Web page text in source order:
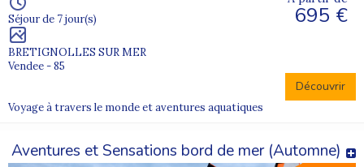
Séjour de 7 jour(s)
BRETIGNOLLES SUR MER
Vendee - 85
695 €
Découvrir
Voyage à travers le monde et aventures aquatiques
Aventures et Sensations bord de mer (Automne)